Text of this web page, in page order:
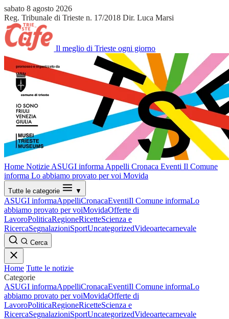
sabato 8 agosto 2026
Reg. Tribunale di Trieste n. 17/2018 Dir. Luca Marsi
Il meglio di Trieste ogni giorno
Home Notizie ASUGI informa Appelli Cronaca Eventi Il Comune
informa Lo abbiamo provato per voi Movida
Tutte le categorie ▼
ASUGI informaAppelliCronacaEventiIl Comune informaLo
abbiamo provato per voiMovidaOfferte di
LavoroPoliticaRegioneRicetteScienza e
RicercaSegnalazioniSportUncategorizedVideoartecarnevale
Cerca
Home Tutte le notizie
Categorie
ASUGI informaAppelliCronacaEventiIl Comune informaLo
abbiamo provato per voiMovidaOfferte di
LavoroPoliticaRegioneRicetteScienza e
RicercaSegnalazioniSportUncategorizedVideoartecarnevale